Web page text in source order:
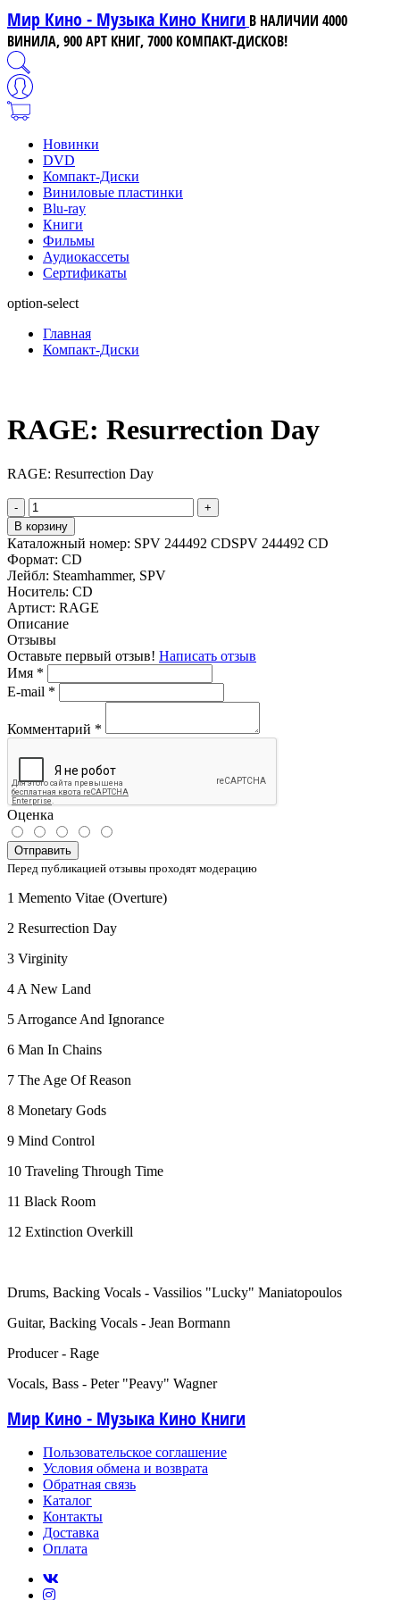
Мир Кино - Музыка Кино Книги В НАЛИЧИИ 4000
ВИНИЛА, 900 АРТ КНИГ, 7000 КОМПАКТ-ДИСКОВ!
Новинки
DVD
Компакт-Диски
Виниловые пластинки
Blu-ray
Книги
Фильмы
Аудиокассеты
Сертификаты
option-select
Главная
Компакт-Диски
RAGE: Resurrection Day
RAGE: Resurrection Day
-
+
В корзину
Каталожный номер: SPV 244492 CDSPV 244492 CD
Формат: CD
Лейбл: Steamhammer, SPV
Носитель: CD
Артист: RAGE
Описание
Отзывы
Оставьте первый отзыв! Написать отзыв
Имя *
E-mail *
Комментарий *
Оценка
Отправить
Перед публикацией отзывы проходят модерацию
1 Memento Vitae (Overture)
2 Resurrection Day
3 Virginity
4 A New Land
5 Arrogance And Ignorance
6 Man In Chains
7 The Age Of Reason
8 Monetary Gods
9 Mind Control
10 Traveling Through Time
11 Black Room
12 Extinction Overkill
Drums, Backing Vocals - Vassilios "Lucky" Maniatopoulos
Guitar, Backing Vocals - Jean Bormann
Producer - Rage
Vocals, Bass - Peter "Peavy" Wagner
Мир Кино - Музыка Кино Книги
Пользовательское соглашение
Условия обмена и возврата
Обратная связь
Каталог
Контакты
Доставка
Оплата